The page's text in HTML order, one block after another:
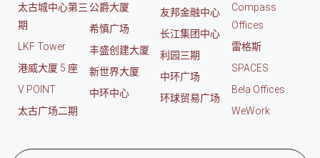
太古城中心第三
期
LKF Tower
港威大厦 5 座
V POINT
太古广场二期
公爵大厦
希慎广场
丰盛创建大厦
新世界大厦
中环中心
友邦金融中心
长江集团中心
利园三期
中环广场
环球贸易广场
Compass
Offices
雷格斯
SPACES
Bela Offices
WeWork